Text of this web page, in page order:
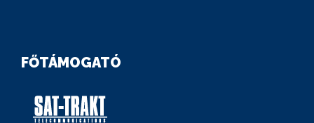
FŐTÁMOGATÓ